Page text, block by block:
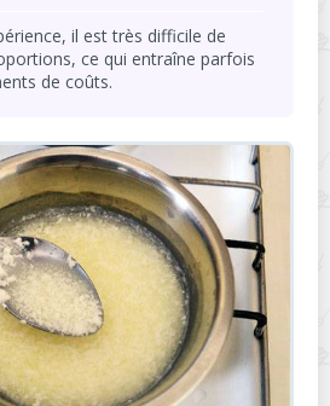
il est très difficile de
ce qui entraîne parfois
de coûts.